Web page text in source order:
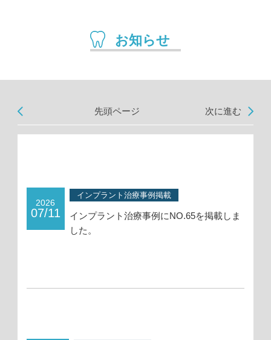
お知らせ
先頭ページ 次に進む
2026
07/11
インプラント治療事例掲載
インプラント治療事例にNO.65を掲載しま
した。